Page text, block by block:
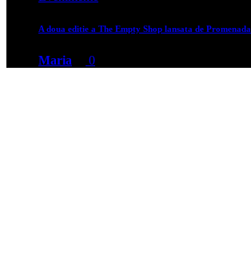
A doua editie a The Empty Shop lansata de Promenada
Maria 0